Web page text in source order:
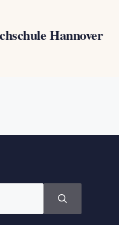
Hannover